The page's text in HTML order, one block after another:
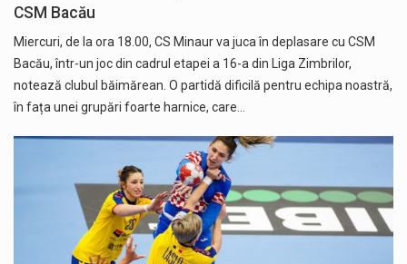
CSM Bacău
Miercuri, de la ora 18.00, CS Minaur va juca în deplasare cu CSM
Bacău, într-un joc din cadrul etapei a 16-a din Liga Zimbrilor,
notează clubul băimărean. O partidă dificilă pentru echipa noastră,
în fața unei grupări foarte harnice, care…